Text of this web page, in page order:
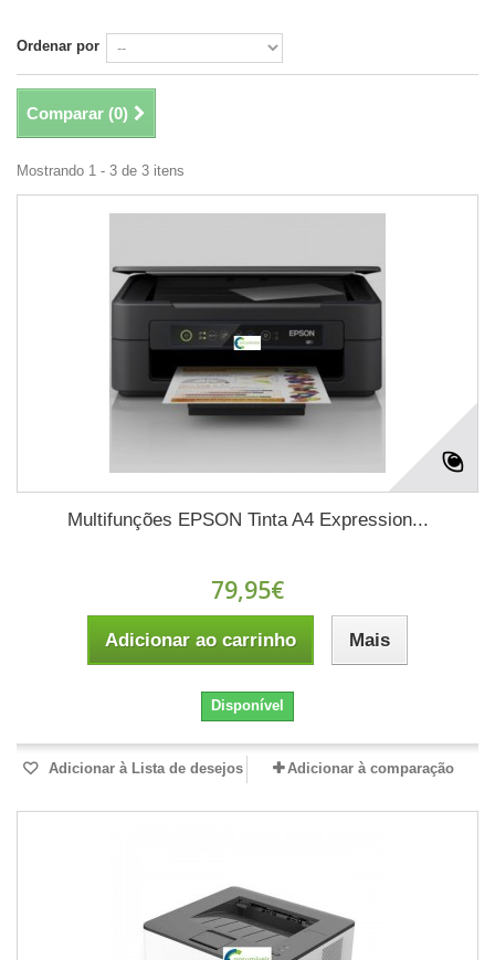
Ordenar por
Comparar (0)
Mostrando 1 - 3 de 3 itens
Multifunções EPSON Tinta A4 Expression...
79,95€
Adicionar ao carrinho Mais
Disponível
Adicionar à Lista de desejos Adicionar à comparação